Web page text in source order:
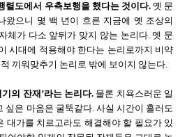
렬도에서 우측보행을 했다는 것이다. 옛 문
왔으니 몇 백 년이 흐른 지금에 옛 조상의
체가 다소 앞뒤가 맞지 않는 논리다. 옛 문
시대에 적용해야 한다는 논리로까지 비약
끼워맞추기 논리로 밖에 보이지 않는다.
의 잔재’라는 논리다. 물론 치욕스러운 일
싶은 마음은 굴뚝같다. 사실 시간이 흘러도
대가를 치르고라도 해결해야 할 필요가 있